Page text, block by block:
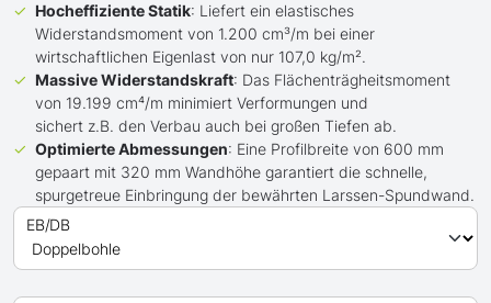
Hocheffiziente Statik: Liefert ein elastisches
Widerstandsmoment von 1.200 cm³/m bei einer
wirtschaftlichen Eigenlast von nur 107,0 kg/m².
Massive Widerstandskraft: Das Flächenträgheitsmoment
von 19.199 cm⁴/m minimiert Verformungen und
sichert z.B. den Verbau auch bei großen Tiefen ab.
Optimierte Abmessungen: Eine Profilbreite von 600 mm
gepaart mit 320 mm Wandhöhe garantiert die schnelle,
spurgetreue Einbringung der bewährten Larssen-Spundwand.
EB/DB